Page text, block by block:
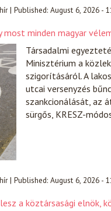
| Published: August 6, 2026 -
most minden magyar
Társadalmi
Minisztérium a
szigorításáról. A
utcai versenyzés
szankcionálását, az
sürgős, KRESZ-
| Published: August 6, 2026 -
a köztársasági elnök,